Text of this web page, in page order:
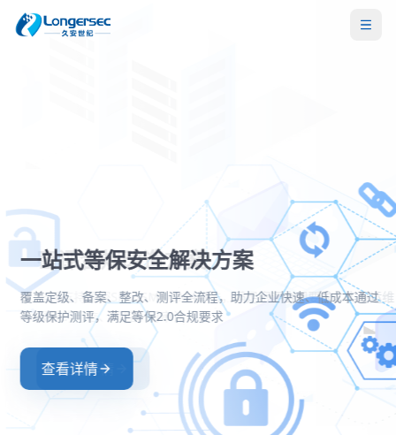
一站式等保安全解决方案
覆盖定级、备案、整改、测评全流程，助力企业快速、低成本通
等级保护测评，满足等保2.0合规要求
查看详情
密评合规改造方案
全面支持国密SM2/SM3/SM4算法，满足密评合规要求，实现运维
操作的可信、可控、可审计
查看详情
两高一弱安全解决方案
聚焦高危漏洞、高危端口和弱口令治理，构建主动防御与持续监
的安全防护体系
查看详情
零信任安全接入解决方案
基于零信任架构实现身份验证与动态授权，确保每一次访问都经
严格验证和持续评估
查看详情